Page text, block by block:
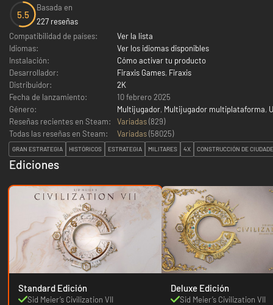
5.5
Basada en
227 reseñas
Compatibilidad de países:
Ver la lista
Idiomas:
Ver los idiomas disponibles
Instalación:
Cómo activar tu producto
Desarrollador:
Firaxis Games, Firaxis
Distribuidor:
2K
Fecha de lanzamiento:
10 febrero 2025
Género:
Multijugador, Multijugador multiplataforma,
Reseñas recientes en Steam:
Variadas(829)
Todas las reseñas en Steam:
Variadas(58025)
GRAN ESTRATEGIA HISTÓRICOS ESTRATEGIA MILITARES 4X CONSTRUCCIÓN DE
Ediciones
Standard Edición
Sid Meier’s Civilization VII
Deluxe Edición
Sid Meier’s Civilization VII